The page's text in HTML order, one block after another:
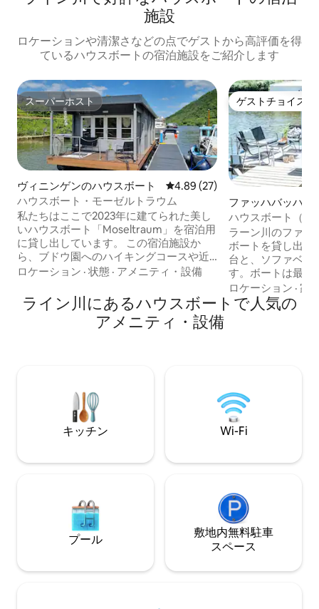
施設
ロケーションや清潔さなどの点でゲストから高評価を得
ているハウスボートの宿泊施設をご紹介します
スーパーホスト
スーパーホスト
ヴィニンゲンのハウスボート レビュー27件、5つ星中4.89つ
4.89 (27)
ハウスボート・モーゼルトラウム
私たちはここで2023年に建てられた美し
いハウスボート「Moseltraum」を宿泊用
に貸し出しています。 この宿泊施設か
ら、ブドウ園へのハイキングコースや近
くのレストランやショップなど、すべて
す。 ウォータースポーツ愛好家には最適
です。モーゼル川には数多くの施設があ
ります。 ボートはヴィニンゲンの中心部
ベッドが1つあります。
ロケーション · 状態 · アメニティ・設備
ゲストチョイス
ゲストチョイス
ファッハバッハの
舶
ハウスボート（固
ラーン川のファッ
ボートを貸し出し
台と、ソファベッ
す。ボートは最大
けます。 ハウスボートは現在、運転用に
貸し出されていません！ 緊
直前のご用件は
ご相談が必要とな
ロケーション ·家
ライン川にあるハウスボートで人気の
アメニティ・設備
キッチン Wi-Fi
プール
敷地内無料駐⁠車
ス⁠ペ⁠ー⁠ス